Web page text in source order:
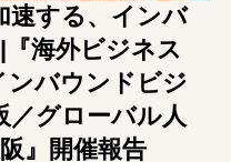
速する、インバ
海外ビジネス
ンバウンドビジ
／グローバル人
』開催報告